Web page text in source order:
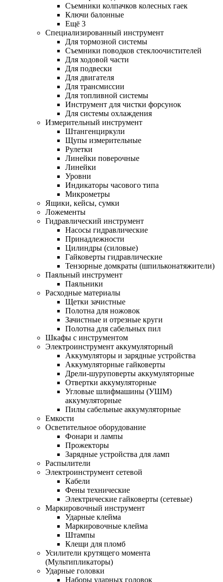
Съемники колпачков колесных гаек
Ключи балонные
Ещё 3
Специализированный инструмент
Для тормозной системы
Съемники поводков стеклоочистителей
Для ходовой части
Для подвески
Для двигателя
Для трансмиссии
Для топливной системы
Инструмент для чистки форсунок
Для системы охлаждения
Измерительный инструмент
Штангенциркули
Щупы измерительные
Рулетки
Линейки поверочные
Линейки
Уровни
Индикаторы часового типа
Микрометры
Ящики, кейсы, сумки
Ложементы
Гидравлический инструмент
Насосы гидравлические
Принадлежности
Цилиндры (силовые)
Гайковерты гидравлические
Тензорные домкраты (шпильконатяжители)
Паяльный инструмент
Паяльники
Расходные материалы
Щетки зачистные
Полотна для ножовок
Зачистные и отрезные круги
Полотна для сабельных пил
Шкафы с инструментом
Электроинструмент аккумуляторный
Аккумуляторы и зарядные устройства
Аккумуляторные гайковерты
Дрели-шуруповерты аккумуляторные
Отвертки аккумуляторные
Угловые шлифмашины (УШМ)
аккумуляторные
Пилы сабельные аккумуляторные
Емкости
Осветительное оборудование
Фонари и лампы
Прожекторы
Зарядные устройства для ламп
Распылители
Электроинструмент сетевой
Кабели
Фены технические
Электрические гайковерты (сетевые)
Маркировочный инструмент
Ударные клейма
Маркировочные клейма
Штампы
Клещи для пломб
Усилители крутящего момента
(Мультипликаторы)
Ударные головки
Наборы ударных головок